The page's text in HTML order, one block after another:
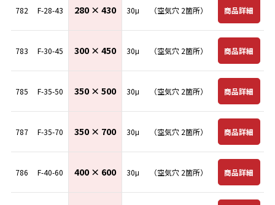
782 F-28-43 280 × 430 30μ （空気穴 2箇所） 商品詳細
783 F-30-45 300 × 450 30μ （空気穴 2箇所） 商品詳細
785 F-35-50 350 × 500 30μ （空気穴 2箇所） 商品詳細
787 F-35-70 350 × 700 30μ （空気穴 2箇所） 商品詳細
786 F-40-60 400 × 600 30μ （空気穴 2箇所） 商品詳細